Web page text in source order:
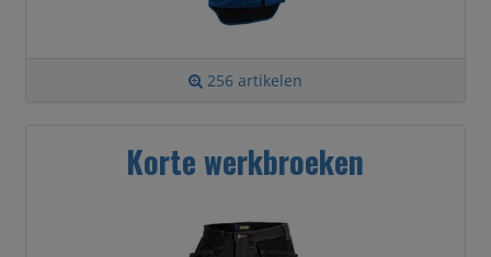
256 artikelen
Korte werkbroeken